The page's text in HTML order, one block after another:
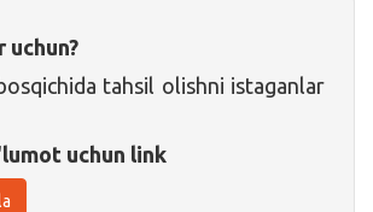
uchun?
tahsil olishni istaganlar
uchun link